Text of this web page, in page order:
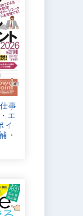
事
エ
イ
・